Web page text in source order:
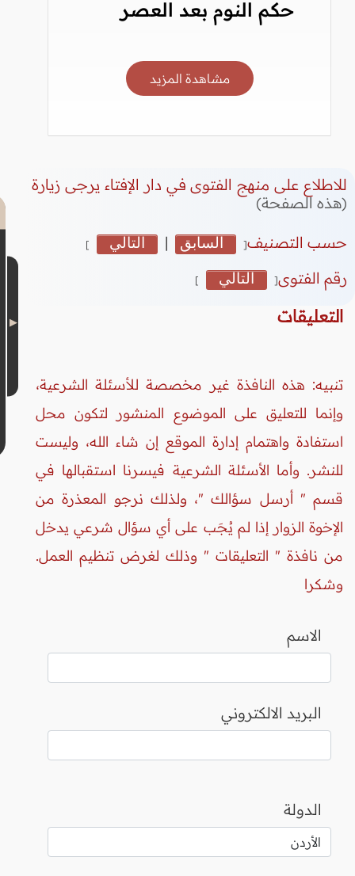
حكم النوم بعد العصر
مشاهدة المزيد
للاطلاع على منهج الفتوى في دار الإفتاء يرجى زيارة
(هذه الصفحة)
حسب التصنيف[ السابق | التالي ]
رقم الفتوى[ التالي ]
التعليقات
تنبيه: هذه النافذة غير مخصصة للأسئلة الشرعية،
وإنما للتعليق على الموضوع المنشور لتكون محل
استفادة واهتمام إدارة الموقع إن شاء الله، وليست
للنشر. وأما الأسئلة الشرعية فيسرنا استقبالها في
قسم " أرسل سؤالك "، ولذلك نرجو المعذرة من
الإخوة الزوار إذا لم يُجَب على أي سؤال شرعي يدخل
من نافذة " التعليقات " وذلك لغرض تنظيم العمل.
وشكرا
الاسم
البريد الالكتروني
الدولة